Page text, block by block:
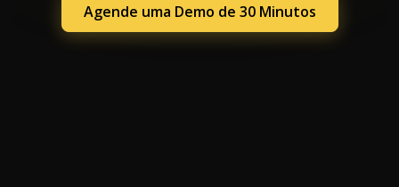
Agende uma Demo de 30 Minutos